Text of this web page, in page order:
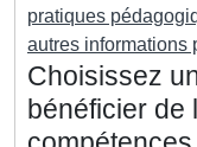
pratiques
autres informations
Choisissez
bénéficier de